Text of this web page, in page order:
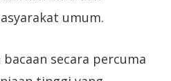
umum.
secara percuma